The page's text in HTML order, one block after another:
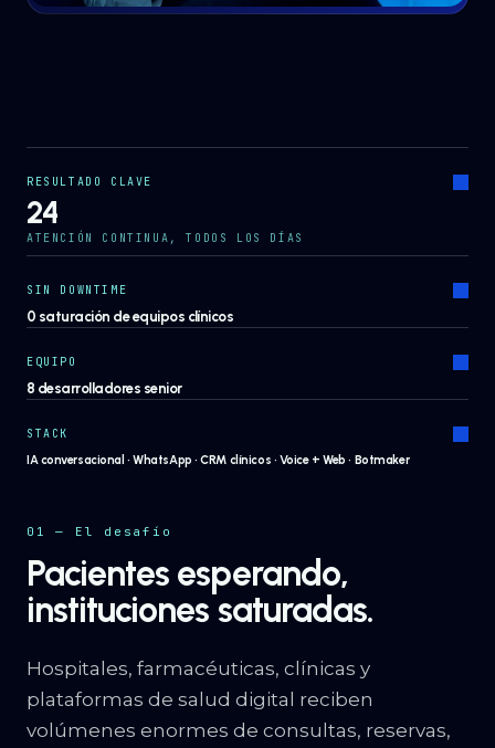
RESULTADO CLAVE
24
ATENCIÓN CONTINUA, TODOS LOS DÍAS
SIN DOWNTIME
0 saturación de equipos clínicos
EQUIPO
8 desarrolladores senior
STACK
IA conversacional · WhatsApp · CRM clínicos · Voice + Web · Botmaker
01 — El desafío
Pacientes esperando,
instituciones saturadas.
Hospitales, farmacéuticas, clínicas y
plataformas de salud digital reciben
volúmenes enormes de consultas, reservas,